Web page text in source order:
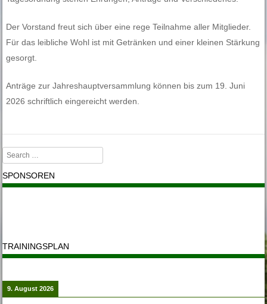
Der Vorstand freut sich über eine rege Teilnahme aller Mitglieder.
Für das leibliche Wohl ist mit Getränken und einer kleinen Stärkung
gesorgt.
Anträge zur Jahreshauptversammlung können bis zum 19. Juni
2026 schriftlich eingereicht werden.
Search
SPONSOREN
TRAININGSPLAN
9. August 2026